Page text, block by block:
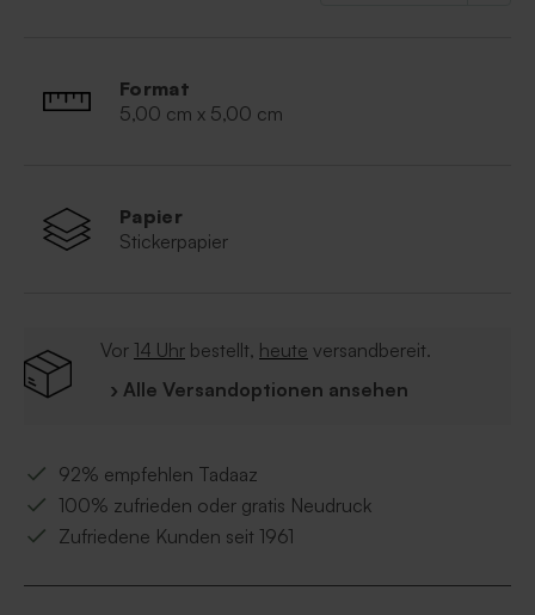
Format
5,00 cm x 5,00 cm
Papier
Stickerpapier
Vor 14 Uhr bestellt, heute versandbereit.
› Alle Versandoptionen ansehen
92% empfehlen Tadaaz
100% zufrieden oder gratis Neudruck
Zufriedene Kunden seit 1961